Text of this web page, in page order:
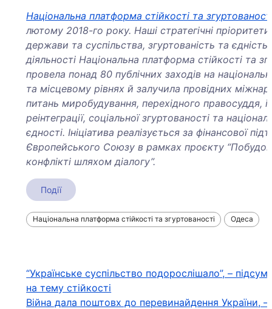
Національна платформа стійкості та
лютому 2018-го року. Наші стратегічні пріоритети
держави та суспільства, згуртованість та
діяльності Національна платформа стійкості та
провела понад 80 публічних заходів на
та місцевому рівнях й залучила провідних
питань миробудування, перехідного правосуддя,
реінтеграції, соціальної згуртованості та
єдності. Ініціатива реалізується за фінансової
Європейського Союзу в рамках проєкту
конфлікті шляхом діалогу”.
Події
Національна платформа стійкості та згуртованості Одеса
Навігація
записів
“Українське суспільство подорослішало”, –
на тему стійкості
Війна дала поштовх до перевинайдення України, –